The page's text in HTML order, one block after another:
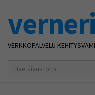
verneri
VERKKOPALVELU
hakusana(t)